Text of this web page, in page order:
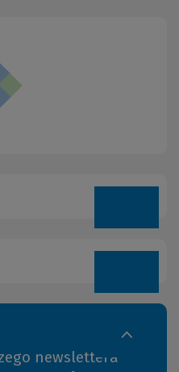
newslettera